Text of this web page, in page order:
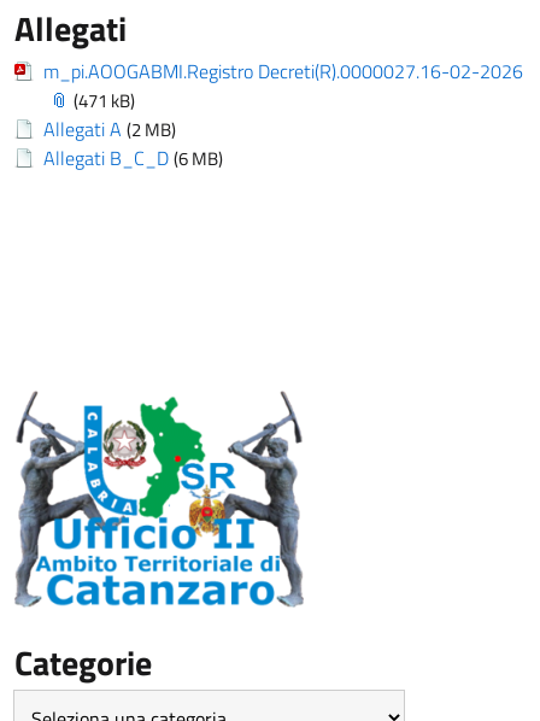
Allegati
m_pi.AOOGABMI.Registro Decreti(R).0000027.16-02-2026
(471 kB)
Allegati A (2 MB)
Allegati B_C_D(6 MB)
Categorie